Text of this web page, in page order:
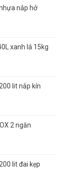
nắp hở
xanh lá 15kg
lit nắp kín
2 ngăn
lit đai kẹp